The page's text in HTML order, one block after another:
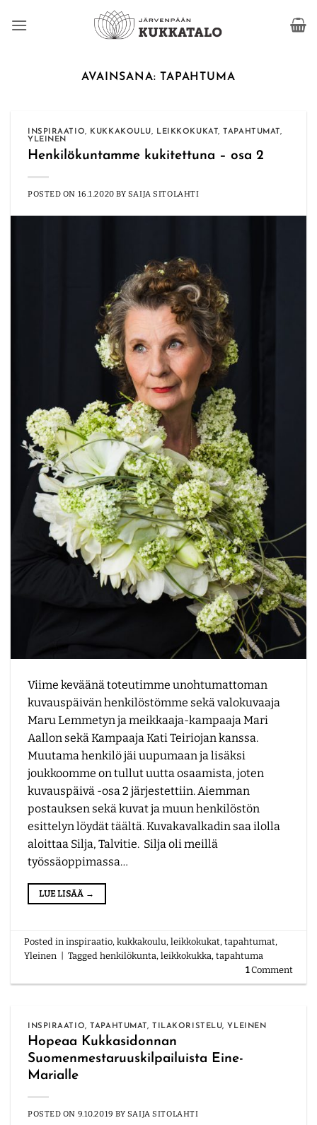
AVAINSANA: TAPAHTUMA
INSPIRAATIO, KUKKAKOULU, LEIKKOKUKAT, TAPAHTUMAT ,
YLEINEN
Henkilökuntamme kukitettuna – osa 2
POSTED ON 16.1.2020 BY SAIJA SITOLAHTI
Viime keväänä toteutimme unohtumattoman
kuvauspäivän henkilöstömme sekä valokuvaaja
Maru Lemmetyn ja meikkaaja-kampaaja Mari
Aallon sekä Kampaaja Kati Teiriojan kanssa.
Muutama henkilö jäi uupumaan ja lisäksi
joukkoomme on tullut uutta osaamista, joten
kuvauspäivä -osa 2 järjestettiin. Aiemman
postauksen sekä kuvat ja muun henkilöstön
esittelyn löydät täältä. Kuvakavalkadin saa ilolla
aloittaa Silja, Talvitie. Silja oli meillä
työssäoppimassa…
LUE LISÄÄ →
Posted ininspiraatio,kukkakoulu,leikkokukat,tapahtumat,
Yleinen
Taggedhenkilökunta,leikkokukka,tapahtuma
1Comment
INSPIRAATIO, TAPAHTUMAT , TILAKORISTELU, YLEINEN
Hopeaa Kukkasidonnan
Suomenmestaruuskilpailuista Eine-
Marialle
POSTED ON 9.10.2019 BY SAIJA SITOLAHTI